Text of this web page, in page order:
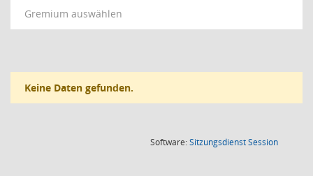
Gremium auswählen
Keine Daten gefunden.
Software:SitzungsdienstSession(Wird in